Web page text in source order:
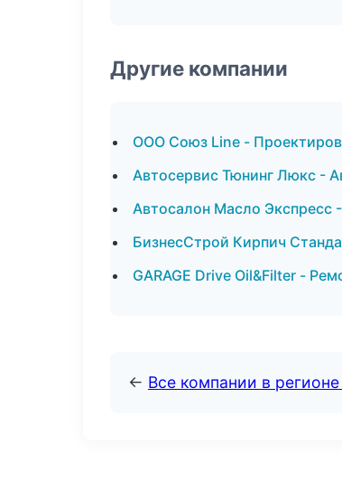
Другие компании
ООО Союз Line -
Автосервис Тюнинг Люкс -
Автосалон Масло Экспресс
БизнесСтрой Кирпич
GARAGE Drive Oil&Filter -
← Все компании в